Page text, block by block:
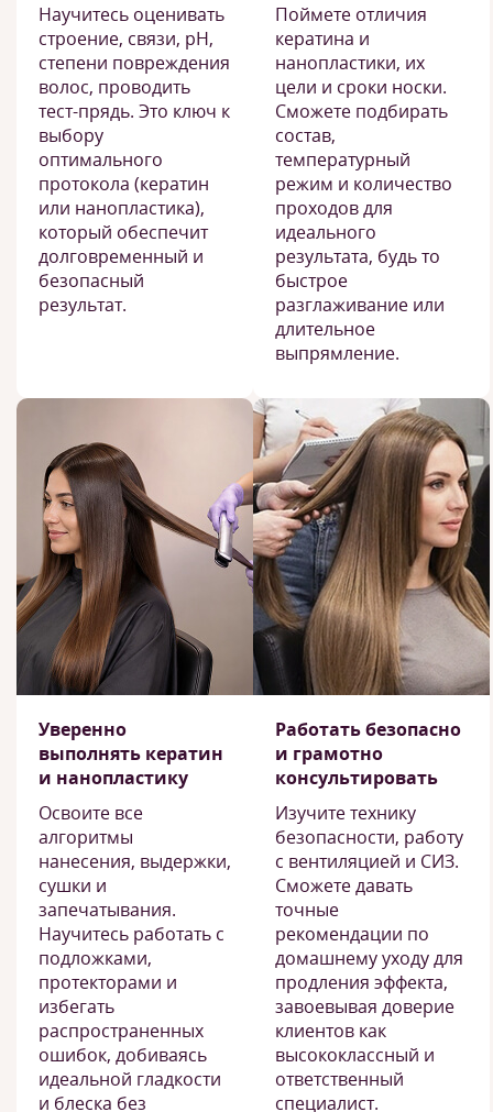
Научитесь оценивать
строение, связи, pH,
степени повреждения
волос, проводить
тест-прядь. Это ключ к
выбору
оптимального
протокола (кератин
или нанопластика),
который обеспечит
долговременный и
безопасный
результат.
Поймете отличия
кератина и
нанопластики, их
цели и сроки носки.
Сможете подбирать
состав,
температурный
режим и количество
проходов для
идеального
результата, будь то
быстрое
разглаживание или
длительное
выпрямление.
Уверенно
выполнять кератин
и нанопластику
Освоите все
алгоритмы
нанесения, выдержки,
сушки и
запечатывания.
Научитесь работать с
подложками,
протекторами и
избегать
распространенных
ошибок, добиваясь
идеальной гладкости
и блеска без
Работать безопасно
и грамотно
консультировать
Изучите технику
безопасности, работу
с вентиляцией и СИЗ.
Сможете давать
точные
рекомендации по
домашнему уходу для
продления эффекта,
завоевывая доверие
клиентов как
высококлассный и
ответственный
специалист.